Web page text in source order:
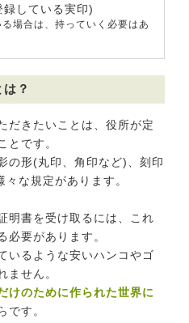
録している実印)
場合は、持っていく必要はあ
？
だきたいことは、役所が定
とです。
の形(丸印、角印など)、刻印
な規定があります。
明書を受け取るには、これ
必要があります。
いるような安いハンコやゴ
ません。
けのために作られた世界に
です。